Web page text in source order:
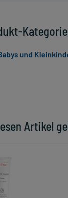
Artikel
und